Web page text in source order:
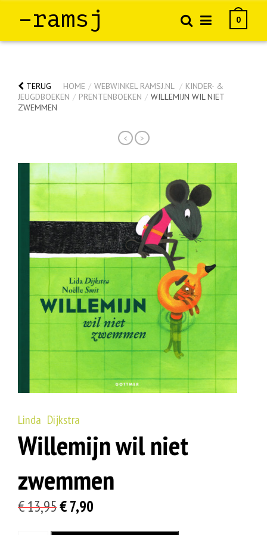
–ramsj 0
TERUG HOME / WEBWINKEL RAMSJ.NL / KINDER- &
JEUGDBOEKEN / PRENTENBOEKEN / WILLEMIJN WIL NIET
ZWEMMEN
< >
Linda Dijkstra
Willemijn wil niet
zwemmen
€13,95Oorspronkelijke
€7,90